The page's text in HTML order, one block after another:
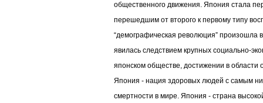
общественного движения. Япония стала
перешедшим от второго к первому типу
“демографическая революция” произошла
явилась следствием крупных социально-
японском обществе, достижении в области
Япония - нация здоровых людей с самым
смертности в мире. Япония - страна